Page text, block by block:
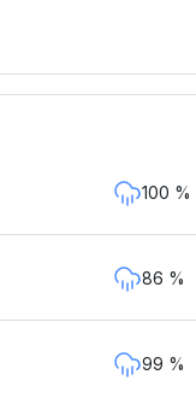
100 %
86 %
99 %